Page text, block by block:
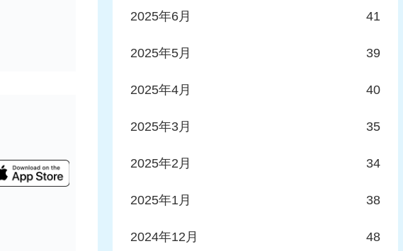
2025年6月 41
2025年5月 39
2025年4月 40
2025年3月 35
2025年2月 34
2025年1月 38
2024年12月 48